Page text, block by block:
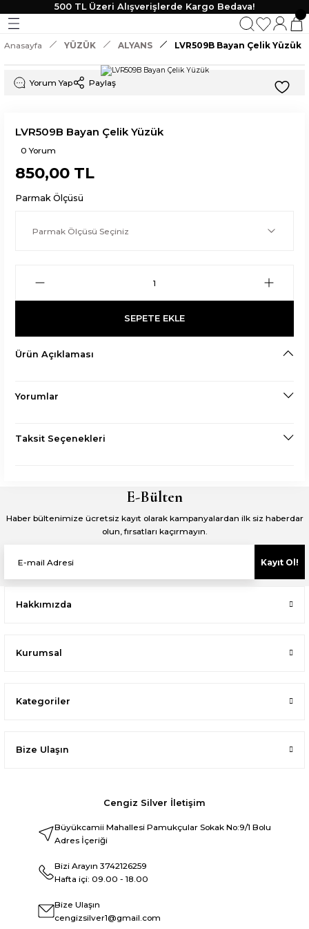
500 TL Üzeri Alışverişlerde Kargo Bedava!
Geri Dön
Geri Dön
Geri Dön
Geri Dön
TAKI
Anasayfa YÜZÜK ALYANS LVR509B Bayan Çelik Yüzük
Yorum Yap Paylaş
LVR509B Bayan Çelik Yüzük
0 Yorum
850,00 TL
Parmak Ölçüsü
SEPETE EKLE
Ürün Açıklaması
Yorumlar
Taksit Seçenekleri
E-Bülten
Haber bültenimize ücretsiz kayıt olarak kampanyalardan ilk siz haberdar
olun, fırsatları kaçırmayın.
Kayıt Ol!
Cengiz Silver İletişim
Büyükcamii Mahallesi Pamukçular Sokak No:9/1 Bolu
Adres İçeriği
Bizi Arayın 3742126259
Hafta içi: 09.00 - 18.00
Bize Ulaşın
cengizsilver1@gmail.com
Hakkımızda
Kurumsal
Kategoriler
Bize Ulaşın